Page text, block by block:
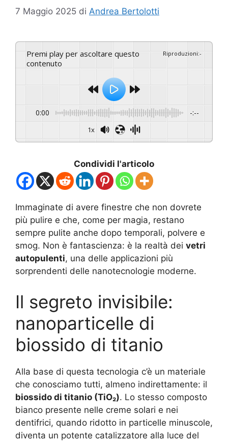
7 Maggio 2025 di Andrea Bertolotti
Premi play per ascoltare questo
contenuto
Riproduzioni:-
0:00 -:--
1x
Condividi l'articolo
Immaginate di avere finestre che non dovrete
più pulire e che, come per magia, restano
sempre pulite anche dopo temporali, polvere e
smog. Non è fantascienza: è la realtà dei vetri
autopulenti, una delle applicazioni più
sorprendenti delle nanotecnologie moderne.
Il segreto invisibile:
nanoparticelle di
biossido di titanio
Alla base di questa tecnologia c’è un materiale
che conosciamo tutti, almeno indirettamente: il
biossido di titanio (TiO₂). Lo stesso composto
bianco presente nelle creme solari e nei
dentifrici, quando ridotto in particelle minuscole,
diventa un potente catalizzatore alla luce del